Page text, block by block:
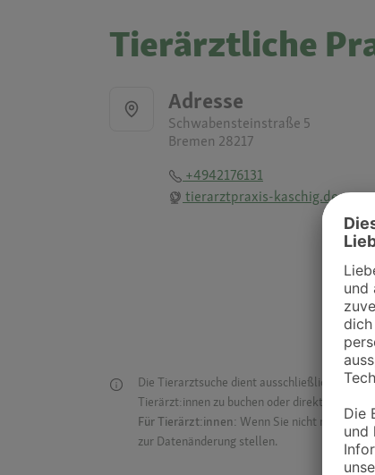
Tierärztliche
Adresse
Schwabensteinstraße 5
Bremen 28217
+4942176131
tierarztpraxis-kaschig.de
Die Tierarztsuche dient ausschließlich dazu,
Tierärzt:innen zu buchen oder direkt mit
Für Tierärzt:innen: Wenn Sie nicht mehr auf
zur Datenänderung stellen.